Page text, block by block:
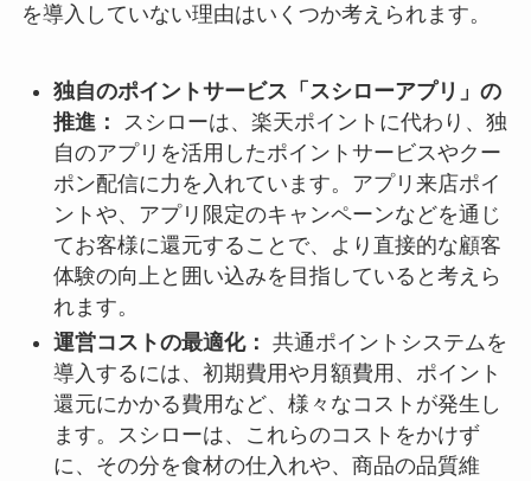
を導入していない理由はいくつか考えられます。
独自のポイントサービス「スシローアプリ」の
推進：
スシローは、楽天ポイントに代わり、独
自のアプリを活用したポイントサービスやクー
ポン配信に力を入れています。アプリ来店ポイ
ントや、アプリ限定のキャンペーンなどを通じ
てお客様に還元することで、より直接的な顧客
体験の向上と囲い込みを目指していると考えら
れます。
運営コストの最適化： 共通ポイントシステムを
導入するには、初期費用や月額費用、ポイント
還元にかかる費用など、様々なコストが発生し
ます。スシローは、これらのコストをかけず
に、その分を食材の仕入れや、商品の品質維